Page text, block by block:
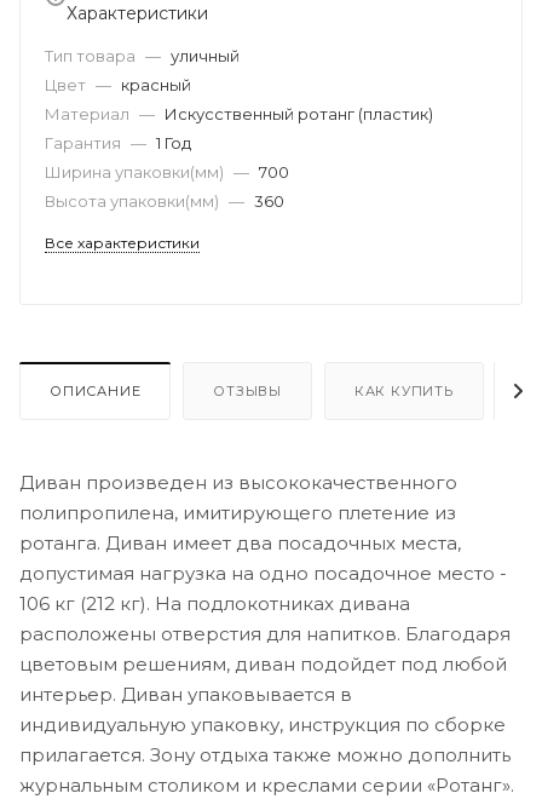
Характеристики
Тип товара — уличный
Цвет — красный
Материал — Искусственный ротанг (пластик)
Гарантия — 1 Год
Ширина упаковки(мм) — 700
Высота упаковки(мм) — 360
Все характеристики
ОПИСАНИЕ ОТЗЫВЫ КАК КУПИТЬ
Диван произведен из высококачественного
полипропилена, имитирующего плетение из
ротанга. Диван имеет два посадочных места,
допустимая нагрузка на одно посадочное место -
106 кг (212 кг). На подлокотниках дивана
расположены отверстия для напитков. Благодаря
цветовым решениям, диван подойдет под любой
интерьер. Диван упаковывается в
индивидуальную упаковку, инструкция по сборке
прилагается. Зону отдыха также можно дополнить
журнальным столиком и креслами серии «Ротанг».